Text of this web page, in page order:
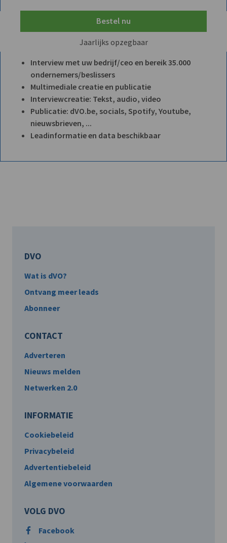
Bestel nu
Jaarlijks opzegbaar
Interview met uw bedrijf/ceo en bereik 35.000
ondernemers/beslissers
Multimediale creatie en publicatie
Interviewcreatie: Tekst, audio, video
Publicatie: dVO.be, socials, Spotify, Youtube,
nieuwsbrieven, ...
Leadinformatie en data beschikbaar
DVO
Wat is dVO?
Ontvang meer leads
Abonneer
CONTACT
Adverteren
Nieuws melden
Netwerken 2.0
INFORMATIE
Cookiebeleid
Privacybeleid
Advertentiebeleid
Algemene voorwaarden
VOLG DVO
Facebook